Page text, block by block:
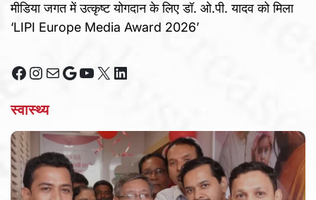
मीडिया जगत में उत्कृष्ट योगदान के लिए डॉ. ओ.पी. यादव को मिला
‘LIPI Europe Media Award 2026’
Facebook
Instagram
MailGoogle
YouTube
X LinkedIn
स्वास्थ्य